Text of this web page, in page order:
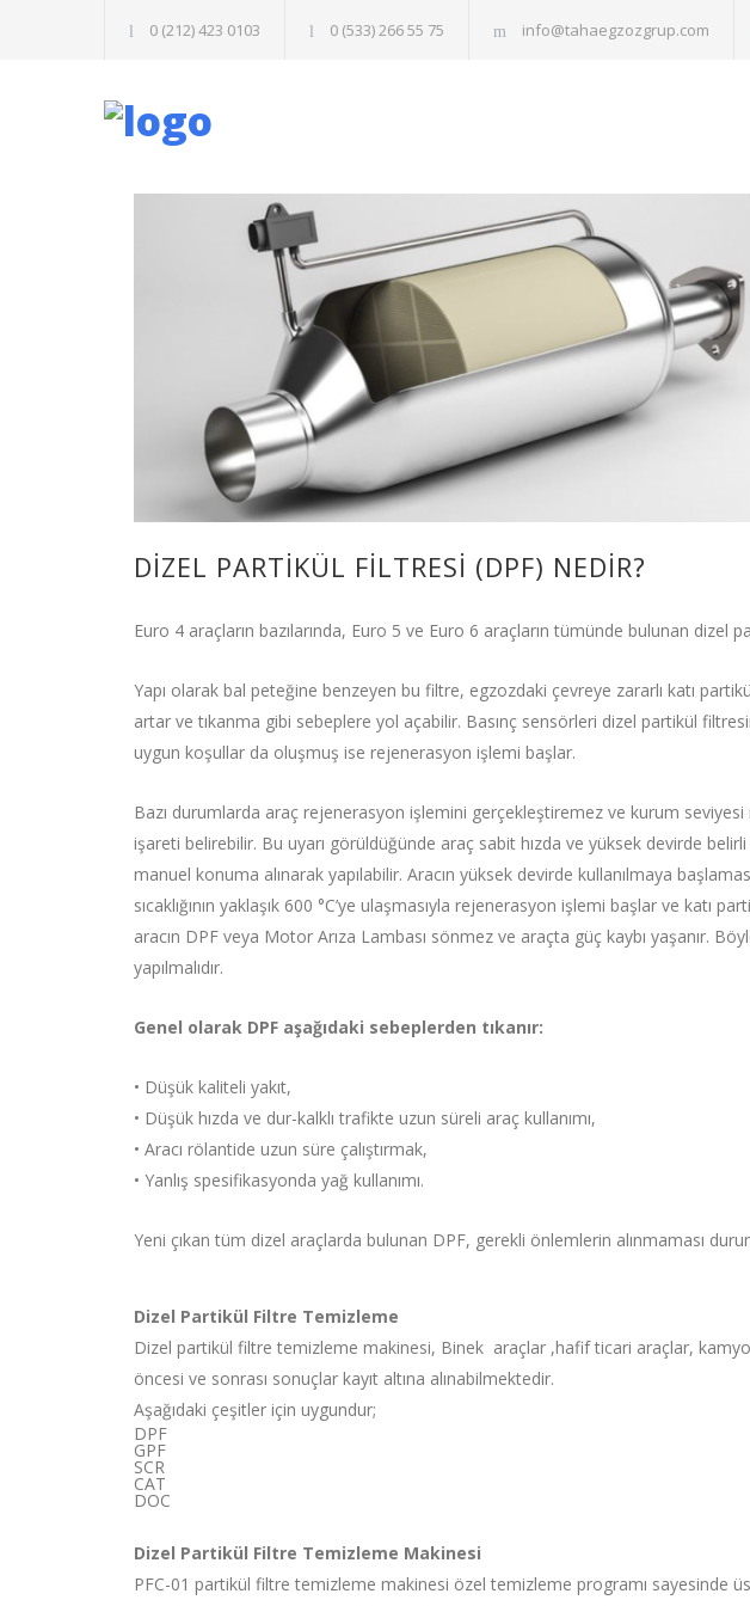
0 (212) 423 0103 0 (533) 266 55 75 info@tahaegzozgrup.com
DİZEL PARTİKÜL FİLTRESİ (DPF) NEDİR?
Euro 4 araçların bazılarında, Euro 5 ve Euro 6 araçların tümünde bulunan dizel
Yapı olarak bal peteğine benzeyen bu filtre, egzozdaki çevreye zararlı katı
artar ve tıkanma gibi sebeplere yol açabilir. Basınç sensörleri dizel partikül
uygun koşullar da oluşmuş ise rejenerasyon işlemi başlar.
Bazı durumlarda araç rejenerasyon işlemini gerçekleştiremez ve kurum
işareti belirebilir. Bu uyarı görüldüğünde araç sabit hızda ve yüksek devirde
manuel konuma alınarak yapılabilir. Aracın yüksek devirde kullanılmaya
sıcaklığının yaklaşık 600 °C’ye ulaşmasıyla rejenerasyon işlemi başlar ve
aracın DPF veya Motor Arıza Lambası sönmez ve araçta güç kaybı yaşanır.
yapılmalıdır.
Genel olarak DPF aşağıdaki sebeplerden tıkanır:
• Düşük kaliteli yakıt,
• Düşük hızda ve dur-kalklı trafikte uzun süreli araç kullanımı,
• Aracı rölantide uzun süre çalıştırmak,
• Yanlış spesifikasyonda yağ kullanımı.
Yeni çıkan tüm dizel araçlarda bulunan DPF, gerekli önlemlerin alınmaması
Dizel Partikül Filtre Temizleme
Dizel partikül filtre temizleme makinesi, Binek araçlar ,hafif ticari araçlar,
öncesi ve sonrası sonuçlar kayıt altına alınabilmektedir.
Aşağıdaki çeşitler için uygundur;
DPF
GPF
SCR
CAT
DOC
Dizel Partikül Filtre Temizleme Makinesi
PFC-01 partikül filtre temizleme makinesi özel temizleme programı sayesinde